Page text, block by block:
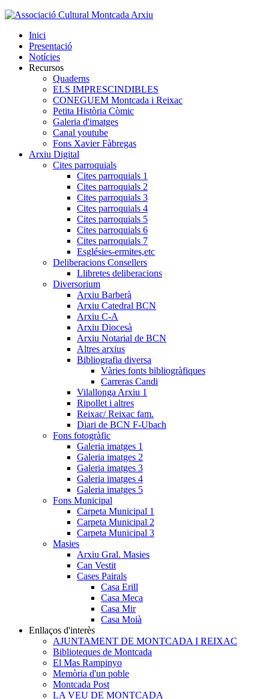
Inici
Presentació
Notícies
Recursos
Quaderns
ELS IMPRESCINDIBLES
CONEGUEM Montcada i Reixac
Petita Història Còmic
Galeria d'imatges
Canal youtube
Fons Xavier Fàbregas
Arxiu Digital
Cites parroquials
Cites parroquials 1
Cites parroquials 2
Cites parroquials 3
Cites parroquials 4
Cites parroquials 5
Cites parroquials 6
Cites parroquials 7
Esglésies-ermites,etc
Deliberacions Consellers
Llibretes deliberacions
Diversorium
Arxiu Barberà
Arxiu Catedral BCN
Arxiu C-A
Arxiu Diocesà
Arxiu Notarial de BCN
Altres arxius
Bibliografia diversa
Vàries fonts bibliogràfiques
Carreras Candi
Vilallonga Arxiu 1
Ripollet i altres
Reixac/ Reixac fam.
Diari de BCN F-Ubach
Fons fotogràfic
Galeria imatges 1
Galeria imatges 2
Galeria imatges 3
Galeria imatges 4
Galeria imatges 5
Fons Municipal
Carpeta Municipal 1
Carpeta Municipal 2
Carpeta Municipal 3
Masies
Arxiu Gral. Masies
Can Vestit
Cases Pairals
Casa Erill
Casa Meca
Casa Mir
Casa Moià
Enllaços d'interès
AJUNTAMENT DE MONTCADA I REIXAC
Biblioteques de Montcada
El Mas Rampinyo
Memòria d'un poble
Montcada Post
LA VEU DE MONTCADA